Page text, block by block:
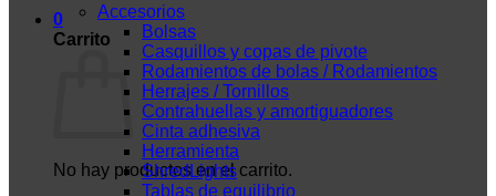
0
Carrito
No hay productos en el carrito.
Accesorios
Bolsas
Casquillos y copas de pivote
Rodamientos de bolas / Rodamientos
Herrajes / Tornillos
Contrahuellas y amortiguadores
Cinta adhesiva
Herramienta
ShredLights
Tablas de equilibrio